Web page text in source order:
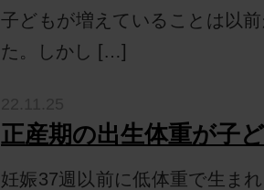
子どもが増えていることは以
た。しかし […]
正産期の出生体重が子
妊娠37週以前に低体重で生ま